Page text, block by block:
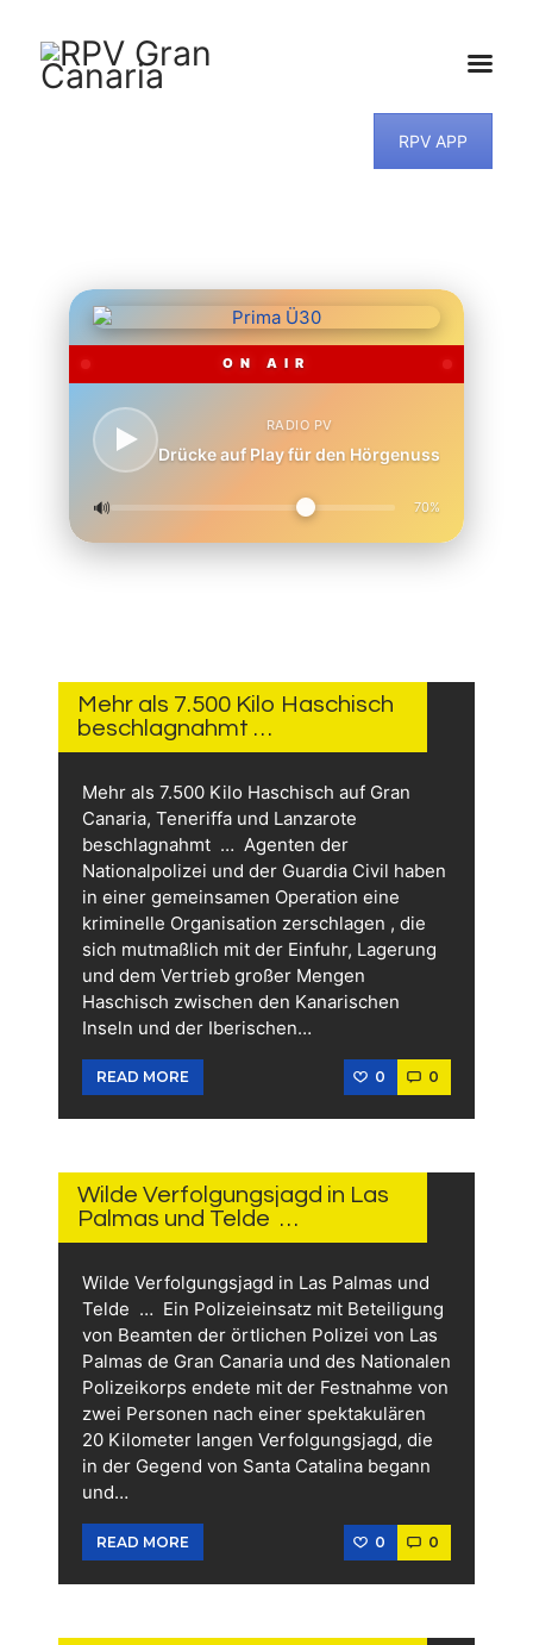
RPV APP
ON AIR
RADIO PV
Drücke auf Play für den Hörgenuss
🔊 70%
MUSIKWUNSCH
2026
Mehr als 7.500 Kilo Haschisch
beschlagnahmt …
Mehr als 7.500 Kilo Haschisch auf Gran
Canaria, Teneriffa und Lanzarote
beschlagnahmt … Agenten der
Nationalpolizei und der Guardia Civil haben
in einer gemeinsamen Operation eine
kriminelle Organisation zerschlagen , die
sich mutmaßlich mit der Einfuhr, Lagerung
und dem Vertrieb großer Mengen
Haschisch zwischen den Kanarischen
Inseln und der Iberischen…
READ MORE 0 0
2026
Wilde Verfolgungsjagd in Las
Palmas und Telde …
Wilde Verfolgungsjagd in Las Palmas und
Telde … Ein Polizeieinsatz mit Beteiligung
von Beamten der örtlichen Polizei von Las
Palmas de Gran Canaria und des Nationalen
Polizeikorps endete mit der Festnahme von
zwei Personen nach einer spektakulären
20 Kilometer langen Verfolgungsjagd, die
in der Gegend von Santa Catalina begann
und…
READ MORE 0 0